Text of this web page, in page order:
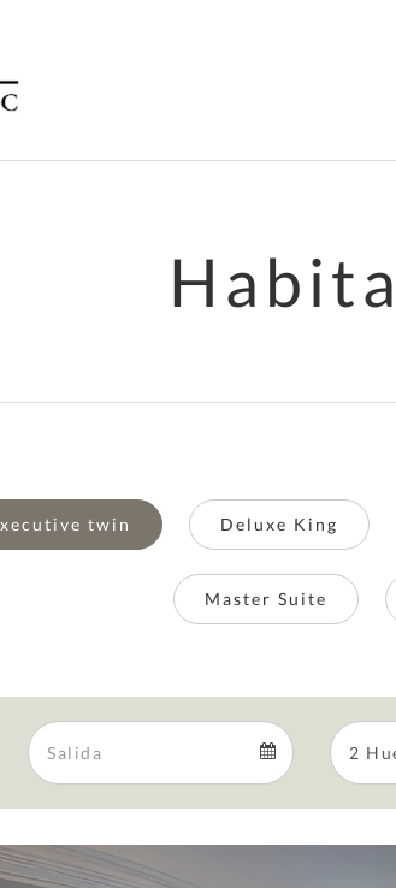
twin Deluxe King
Master Suite